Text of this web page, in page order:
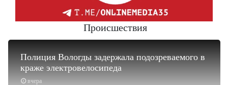
Происшествия
вчера
Полиция Вологды задержала подозреваемого в
краже электровелосипеда